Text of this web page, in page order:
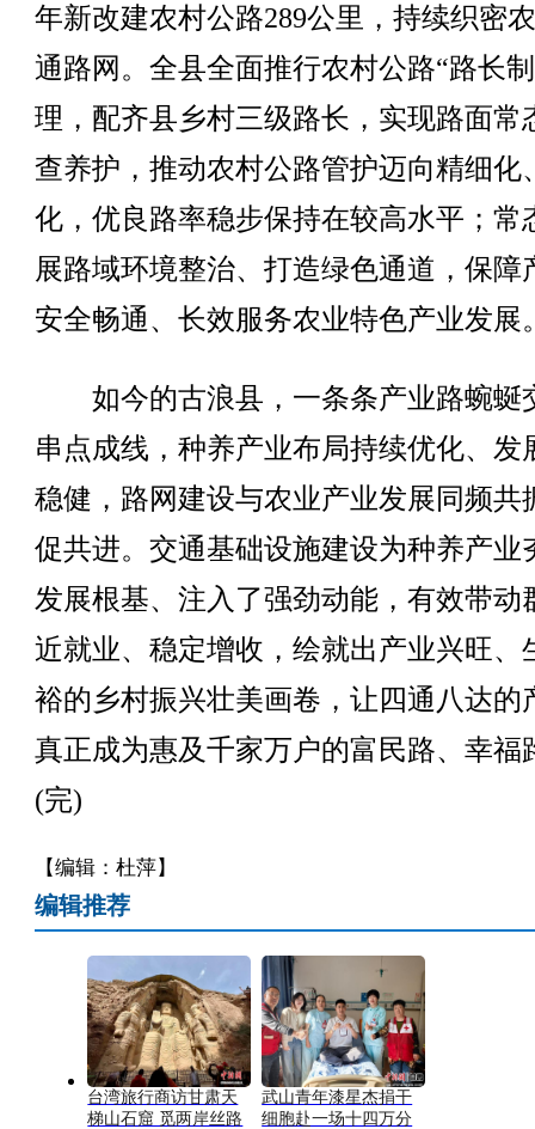
年新改建农村公路289公里，持续织密
通路网。全县全面推行农村公路“路长
理，配齐县乡村三级路长，实现路面常
查养护，推动农村公路管护迈向精细化
化，优良路率稳步保持在较高水平；常
展路域环境整治、打造绿色通道，保障
安全畅通、长效服务农业特色产业发展
如今的古浪县，一条条产业路蜿蜒
串点成线，种养产业布局持续优化、发
稳健，路网建设与农业产业发展同频共
促共进。交通基础设施建设为种养产业
发展根基、注入了强劲动能，有效带动
近就业、稳定增收，绘就出产业兴旺、
裕的乡村振兴壮美画卷，让四通八达的
真正成为惠及千家万户的富民路、幸福
(完)
【编辑：杜萍】
编辑推荐
台湾旅行商访甘肃天
梯山石窟 觅两岸丝路
武山青年漆星杰捐干
细胞赴一场十四万分